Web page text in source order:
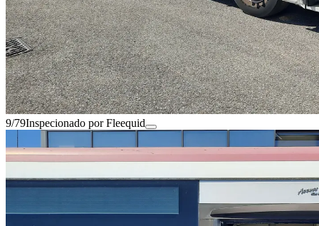
9/79Inspecionado por Fleequid